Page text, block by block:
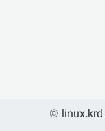
© linux.krd